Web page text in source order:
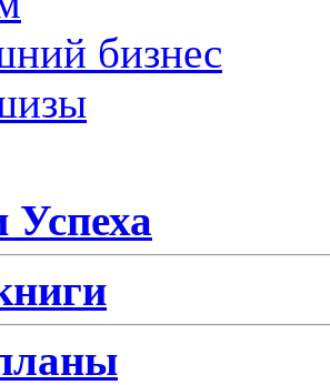
бизнес
Успеха